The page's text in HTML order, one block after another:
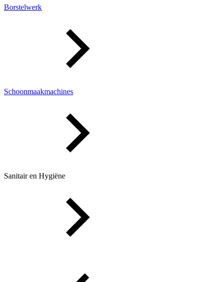
Borstelwerk
Schoonmaakmachines
Sanitair en Hygiëne